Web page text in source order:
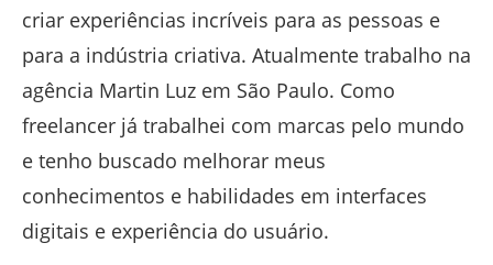
criar experiências incríveis para as pessoas e
para a indústria criativa. Atualmente trabalho na
agência Martin Luz em São Paulo. Como
freelancer já trabalhei com marcas pelo mundo
e tenho buscado melhorar meus
conhecimentos e habilidades em interfaces
digitais e experiência do usuário.